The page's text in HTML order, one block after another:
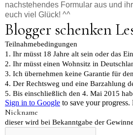
nachstehendes Formular aus und
euch viel Glück! ^^